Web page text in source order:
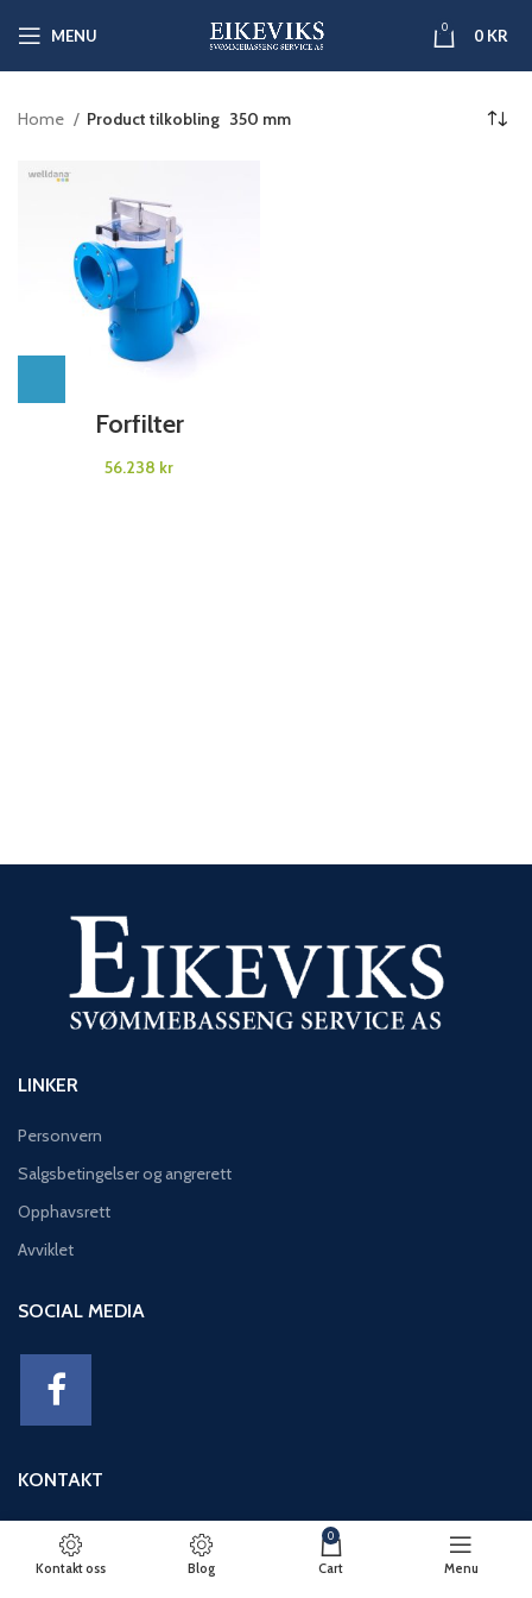
MENU 0 0 KR
Home Product tilkobling 350 mm
Forfilter
kr
LINKER
Personvern
Salgsbetingelser og angrerett
Opphavsrett
Avviklet
SOCIAL MEDIA
KONTAKT
Adresse: Eikeviken 49, 5043 BERGEN
Telefon: 95 12 52 30
E-post: basseng@eikeviks.no
Kontakt oss Blog
0
Cart Menu